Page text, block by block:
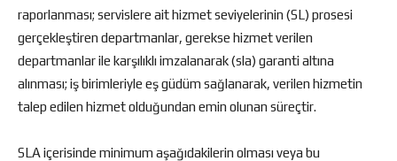
raporlanması; servislere ait hizmet seviyelerinin (SL) prosesi
gerçekleştiren departmanlar, gerekse hizmet verilen
departmanlar ile karşılıklı imzalanarak (sla) garanti altına
alınması; iş birimleriyle eş güdüm sağlanarak, verilen hizmetin
talep edilen hizmet olduğundan emin olunan süreçtir.
SLA içerisinde minimum aşağıdakilerin olması veya bu